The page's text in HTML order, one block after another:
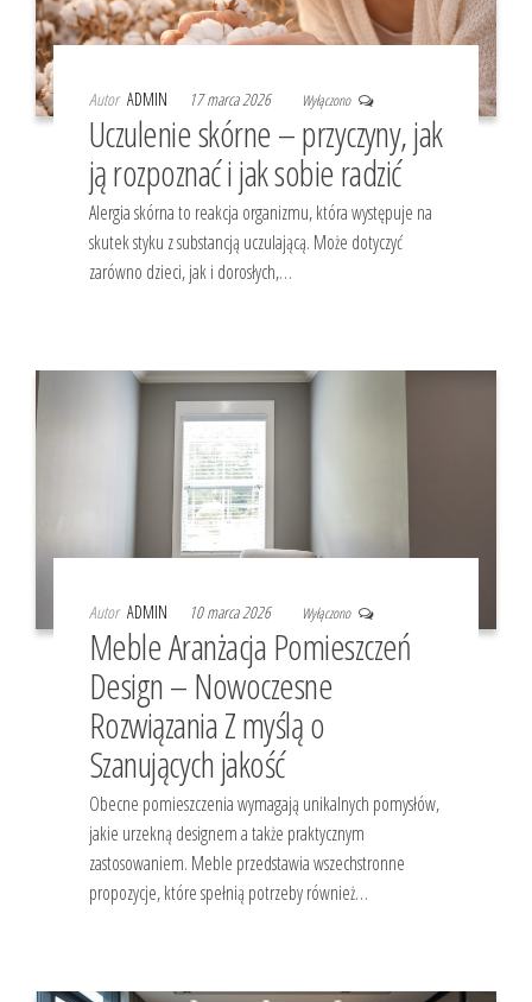
Autor ADMIN 17 marca 2026 Wyłączono
Uczulenie skórne – przyczyny, jak
ją rozpoznać i jak sobie radzić
Alergia skórna to reakcja organizmu, która występuje na
skutek styku z substancją uczulającą. Może dotyczyć
zarówno dzieci, jak i dorosłych,…
Autor ADMIN 10 marca 2026 Wyłączono
Meble Aranżacja Pomieszczeń
Design – Nowoczesne
Rozwiązania Z myślą o
Szanujących jakość
Obecne pomieszczenia wymagają unikalnych pomysłów,
jakie urzekną designem a także praktycznym
zastosowaniem. Meble przedstawia wszechstronne
propozycje, które spełnią potrzeby również…